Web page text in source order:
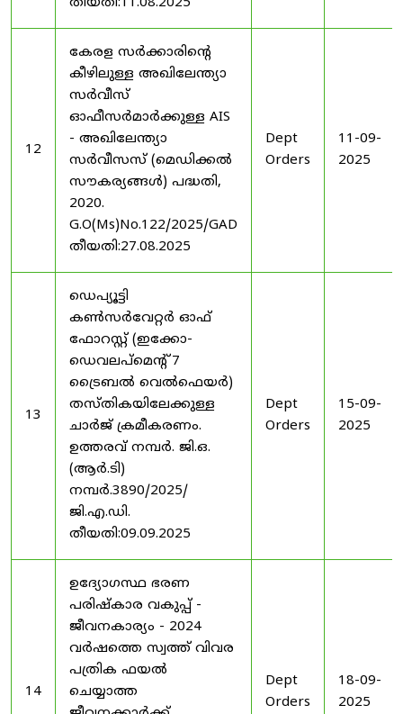
12
കേരള സർക്കാരിന്റെ
കീഴിലുള്ള അഖിലേന്ത്യാ
സർവീസ്
ഓഫീസർമാർക്കുള്ള AIS
- അഖിലേന്ത്യാ
സർവീസസ് (മെഡിക്കൽ
സൗകര്യങ്ങൾ) പദ്ധതി,
2020.
G.O(Ms)No.122/2025/GAD
തീയതി:27.08.2025
Dept
Orders
11-09-
2025
13
ഡെപ്യൂട്ടി
കൺസർവേറ്റർ ഓഫ്
ഫോറസ്റ്റ് (ഇക്കോ-
ഡെവലപ്മെന്റ് 7
ട്രൈബൽ വെൽഫെയർ)
തസ്തികയിലേക്കുള്ള
ചാർജ് ക്രമീകരണം.
ഉത്തരവ് നമ്പർ. ജി.ഒ.
(ആർ.ടി)
നമ്പർ.3890/2025/
ജി.എ.ഡി.
തീയതി:09.09.2025
Dept
Orders
15-09-
2025
14
ഉദ്യോഗസ്ഥ ഭരണ
പരിഷ്കാര വകുപ്പ് -
ജീവനകാര്യം - 2024
വർഷത്തെ സ്വത്ത് വിവര
പത്രിക ഫയൽ
ചെയ്യാത്ത
Dept
Orders
18-09-
2025